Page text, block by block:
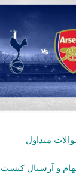
متداول
و آرسنال